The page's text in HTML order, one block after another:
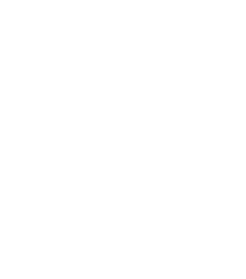
來改善功能，並縮短處理
可加強使用者的體驗和